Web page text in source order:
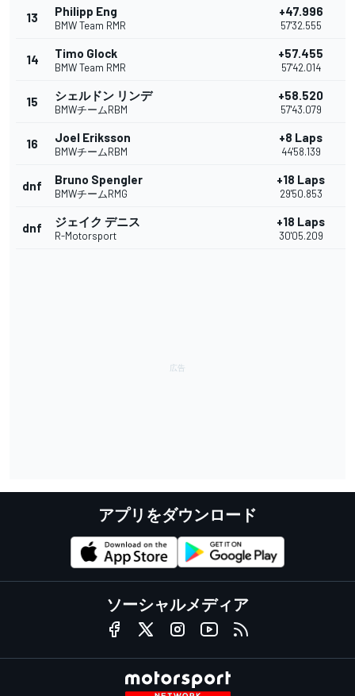
13 Philipp Eng
BMW Team RMR
+47.996
57'32.555
14 Timo Glock
BMW Team RMR
+57.455
57'42.014
15 シェルドン リンデ
BMWチームRBM
+58.520
57'43.079
16 Joel Eriksson
BMWチームRBM
+8 Laps
44'58.139
dnf Bruno Spengler
BMWチームRMG
+18 Laps
29'50.853
dnf ジェイク デニス
R-Motorsport
+18 Laps
30'05.209
アプリをダウンロード
ソーシャルメディア